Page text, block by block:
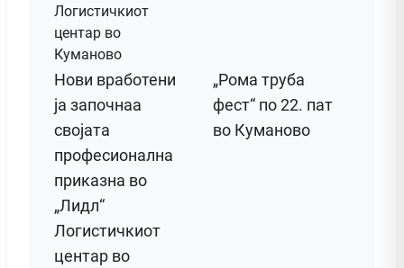
Нови вработени
ја започнаа
својата
професионална
приказна во
„Лидл“
Логистичкиот
центар во
„Рома труба
фест“ по 22. пат
во Куманово